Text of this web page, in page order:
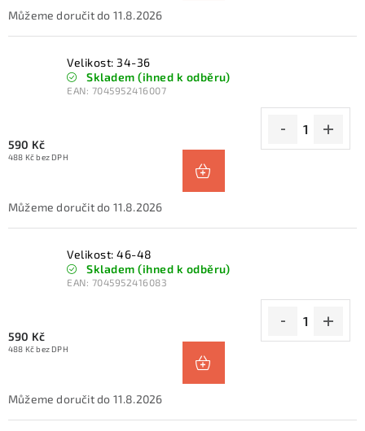
11.8.2026
Velikost: 34-36
Skladem (ihned k odběru)
EAN: 7045952416007
590 Kč
488 Kč bez DPH
11.8.2026
Velikost: 46-48
Skladem (ihned k odběru)
EAN: 7045952416083
590 Kč
488 Kč bez DPH
11.8.2026